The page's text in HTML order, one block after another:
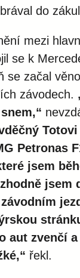
do
mezi
se k
se začal
závodech.
Petronas
jsem
jsem
aut zvenčí
řekl.